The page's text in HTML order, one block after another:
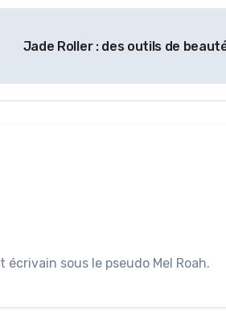
Jade Roller : des outils de
sous le pseudo Mel Roah.